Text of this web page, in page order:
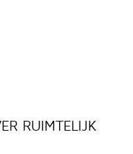
RUIMTELIJK